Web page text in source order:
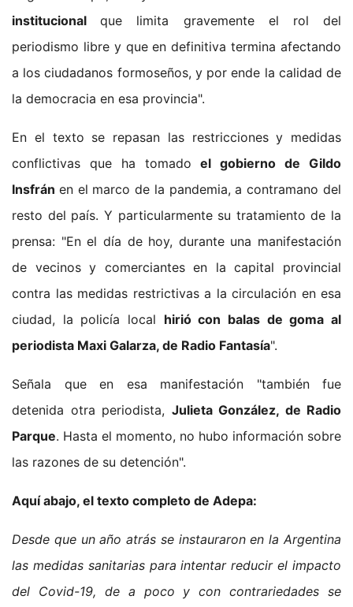
institucionalque limita gravemente el rol del
periodismo libre y que en definitiva termina afectando
a los ciudadanos formoseños, y por ende la calidad de
la democracia en esa provincia".
En el texto se repasan las restricciones y medidas
conflictivas que ha tomadoel gobierno de Gildo
Insfrán en el marco de la pandemia, a contramano del
resto del país. Y particularmente su tratamiento de la
prensa: "En el día de hoy, durante una manifestación
de vecinos y comerciantes en la capital provincial
contra las medidas restrictivas a la circulación en esa
ciudad, la policía local hirió con balas de goma al
periodista Maxi Galarza, de Radio Fantasía".
Señala que en esa manifestación "también fue
detenida otra periodista, Julieta González, de Radio
Parque. Hasta el momento, no hubo información sobre
las razones de su detención".
Aquí abajo, el texto completo de Adepa:
Desde que un año atrás se instauraron en la Argentina
las medidas sanitarias para intentar reducir el impacto
del Covid-19, de a poco y con contrariedades se